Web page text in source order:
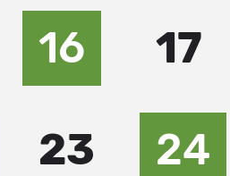
16
17
23
24